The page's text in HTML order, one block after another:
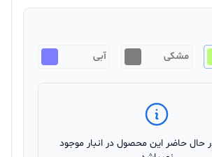
مشکی آبی
حال حاضر این محصول در انبار موجود